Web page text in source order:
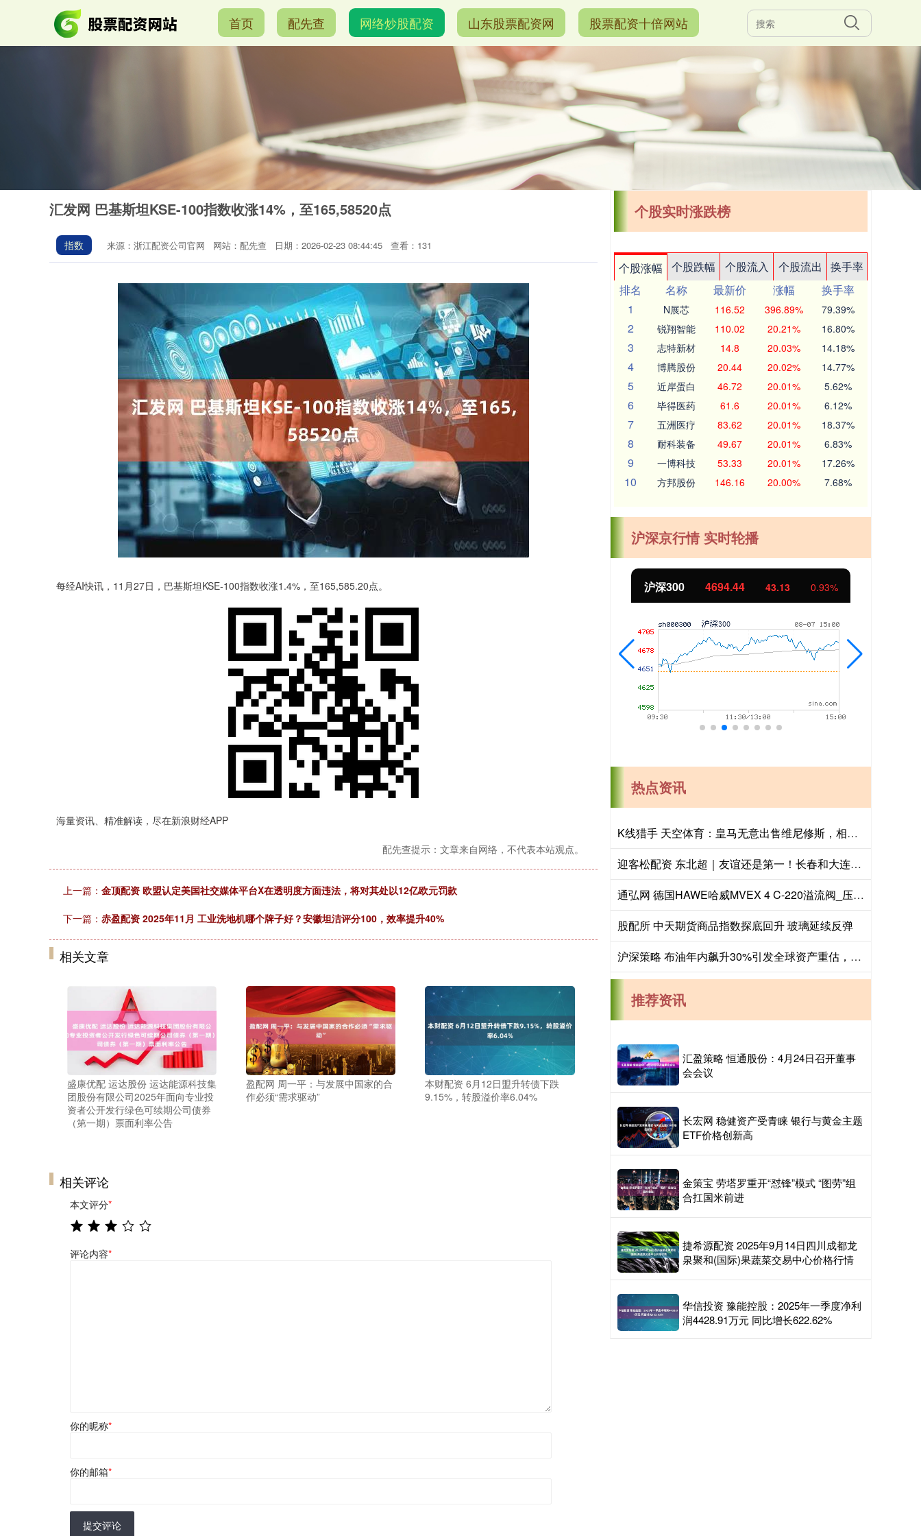
首页 配先查 网络炒股配资 山东股票配资网 股票配资十倍网站
汇发网 巴基斯坦KSE-100指数收涨14%，至165,58520点
指数 来源：浙江配资公司官网 网站：配先查 日期：2026-02-23 08:44:45 查看：131
每经AI快讯，11月27日，巴基斯坦KSE-100指数收涨1.4%，至165,585.20点。
海量资讯、精准解读，尽在新浪财经APP
配先查提示：文章来自网络，不代表本站观点。
上一篇： 金顶配资 欧盟认定美国社交媒体平台X在透明度方面违法，将对其处以12亿欧元罚款
下一篇： 赤盈配资 2025年11月 工业洗地机哪个牌子好？安徽坦洁评分100，效率提升40%
相关文章
盛康优配 运达股份 运达能源科技集
团股份有限公司2025年面向专业投
资者公开发行绿色可续期公司债券
（第一期）票面利率公告
盈配网 周一平：与发展中国家的合
作必须“需求驱动”
本财配资 6月12日盟升转债下跌
9.15%，转股溢价率6.04%
相关评论
本文评分*
评论内容*
你的昵称*
你的邮箱*
提交评论
个股实时涨跌榜
个股涨幅 个股跌幅 个股流入 个股流出
换手率
排名
名称 最新价 涨幅
换手率
1
N展芯 116.52 396.89% 79.39%
2 锐翔智能 110.02 20.21% 16.80%
3 志特新材 14.8 20.03% 14.18%
4 博腾股份 20.44 20.02% 14.77%
5 近岸蛋白 46.72 20.01% 5.62%
6 毕得医药 61.6 20.01% 6.12%
7 五洲医疗 83.62 20.01% 18.37%
8 耐科装备 49.67 20.01% 6.83%
9 一博科技 53.33 20.01% 17.26%
10 方邦股份 146.16 20.00% 7.68%
沪深京行情 实时轮播
2.13% 上证指数 3940.04 39.68 1.02% 深证成指 沪深300 4694.44 43.13 0.93%
热点资讯
K线猎手 天空体育：皇马无意出售维尼修斯，相信他会续约
迎客松配资 东北超｜友谊还是第一！长春和大连打个平手
通弘网 德国HAWE哈威MVEX 4 C-220溢流阀_压力_系统_液压
股配所 中天期货商品指数探底回升 玻璃延续反弹
沪深策略 布油年内飙升30%引发全球资产重估，韩股创历史单日最大跌幅
推荐资讯
汇盈策略 恒通股份：4月24日召开董事
会会议
长宏网 稳健资产受青睐 银行与黄金主题
ETF价格创新高
金策宝 劳塔罗重开“怼锋”模式 “图劳”组
合扛国米前进
捷希源配资 2025年9月14日四川成都龙
泉聚和(国际)果蔬菜交易中心价格行情
华信投资 豫能控股：2025年一季度净利
润4428.91万元 同比增长622.62%